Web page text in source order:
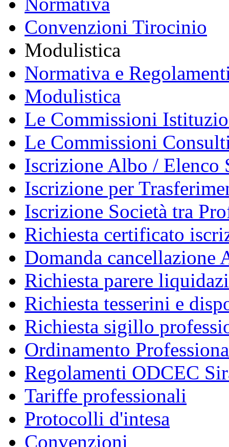
Convenzioni Tirocinio
Modulistica
Normativa e
Modulistica
Le Commissioni
Le Commissioni
Iscrizione Albo / Elenco
Iscrizione per
Iscrizione Società tra
Richiesta certificato
Domanda cancellazione
Richiesta parere
Richiesta tesserini e
Richiesta sigillo
Ordinamento
Regolamenti ODCEC
Tariffe professionali
Protocolli d'intesa
Convenzioni